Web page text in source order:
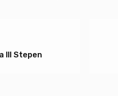
III Stepen